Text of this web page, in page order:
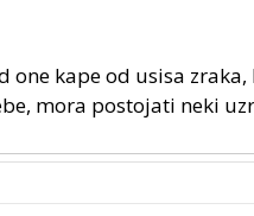
one kape od usisa
mora postojati neki